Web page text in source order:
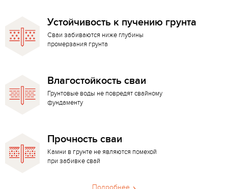
Устойчивость к пучению грунта
Сваи забиваются ниже глубины
промерзания грунта
Влагостойкость сваи
Грунтовые воды не повредят свайному
фундаменту
Прочность сваи
Камни в грунте не являются помехой
при забивке свай
Подробнее